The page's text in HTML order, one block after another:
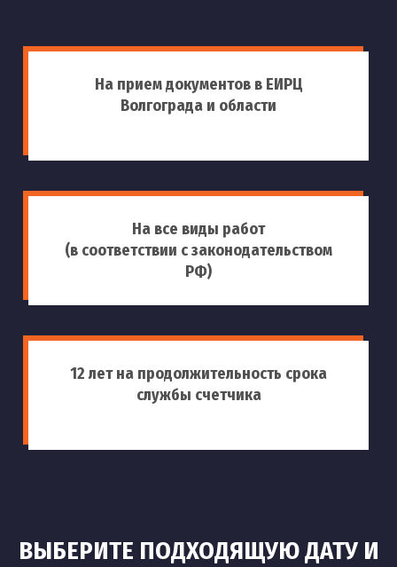
На прием документов в ЕИРЦ
Волгограда и области
На все виды работ
(в соответствии с законодательством
РФ)
12 лет на продолжительность срока
службы счетчика
ВЫБЕРИТЕ ПОДХОДЯЩУЮ ДАТУ И